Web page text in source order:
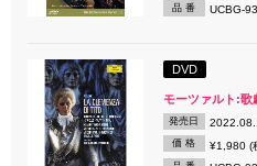
品 番 UCBG-
DVD
モーツァルト:歌
発売日
価 格 ¥1,980 (